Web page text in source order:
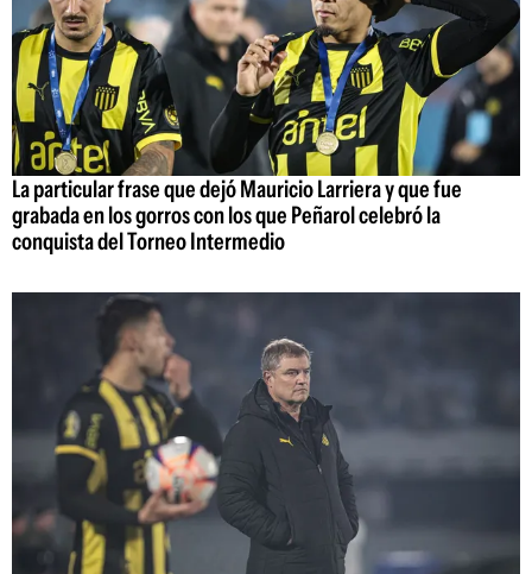
La particular frase que dejó Mauricio Larriera y que fue
grabada en los gorros con los que Peñarol celebró la
conquista del Torneo Intermedio